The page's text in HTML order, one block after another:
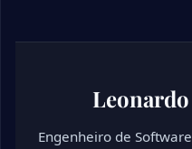
Leonardo
Engenheiro de